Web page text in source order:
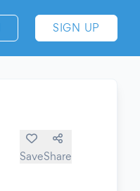
SIGN UP
SaveShare